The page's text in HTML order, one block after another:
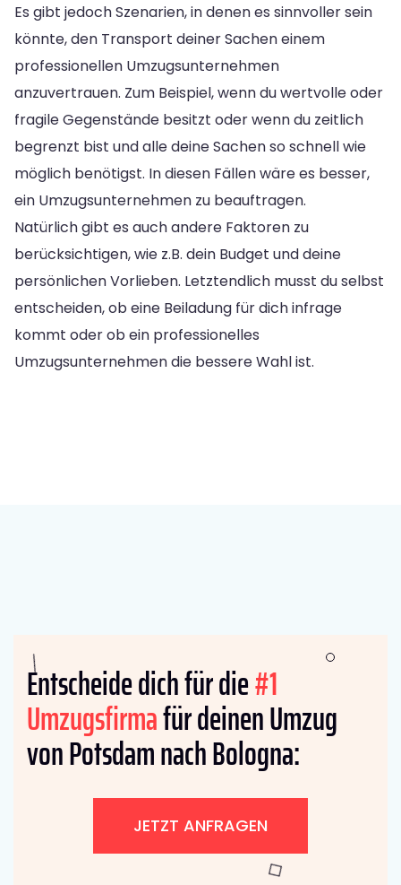
Es gibt jedoch Szenarien, in denen es sinnvoller sein
könnte, den Transport deiner Sachen einem
professionellen Umzugsunternehmen
anzuvertrauen. Zum Beispiel, wenn du wertvolle oder
fragile Gegenstände besitzt oder wenn du zeitlich
begrenzt bist und alle deine Sachen so schnell wie
möglich benötigst. In diesen Fällen wäre es besser,
ein Umzugsunternehmen zu beauftragen.
Natürlich gibt es auch andere Faktoren zu
berücksichtigen, wie z.B. dein Budget und deine
persönlichen Vorlieben. Letztendlich musst du selbst
entscheiden, ob eine Beiladung für dich infrage
kommt oder ob ein professionelles
Umzugsunternehmen die bessere Wahl ist.
Entscheide dich für die#1
Umzugsfirmafür deinen Umzug
von Potsdam nach Bologna:
JETZT ANFRAGEN